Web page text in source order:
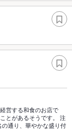
営する和食のお店で
とがあるそうです。 注
通り、華やかな盛り付